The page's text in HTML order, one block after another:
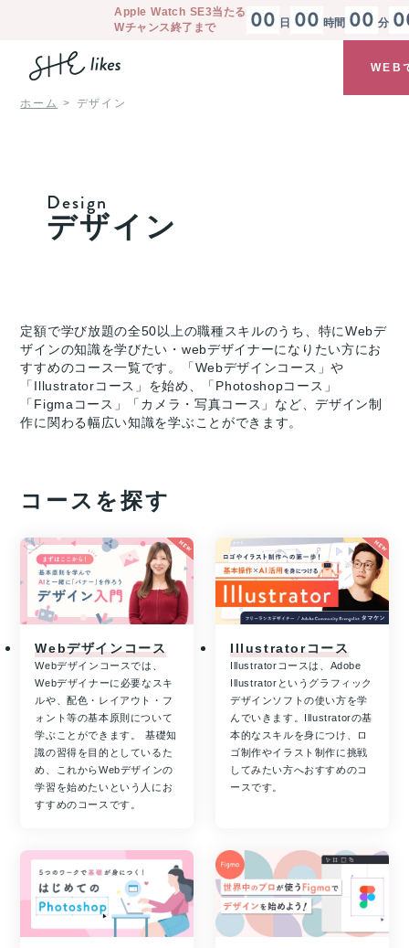
Apple Watch SE3当たる
Wチャンス終了まで
00 日 00 時間 00 分
WEB
ホーム デザイン
Design
デザイン
定額で学び放題の全50以上の職種スキルのうち、特にWebデ
ザインの知識を学びたい・webデザイナーになりたい方にお
すすめのコース一覧です。「Webデザインコース」や
「Illustratorコース」を始め、「Photoshopコース」
「Figmaコース」「カメラ・写真コース」など、デザイン制
作に関わる幅広い知識を学ぶことができます。
コースを探す
Webデザインコース
Webデザインコースでは、
Webデザイナーに必要なスキ
ルや、配色・レイアウト・フ
ォント等の基本原則について
学ぶことができます。 基礎知
識の習得を目的としているた
め、これからWebデザインの
学習を始めたいという人にお
すすめのコースです。
Illustratorコース
Illustratorコースは、Adobe
Illustratorというグラフィック
デザインソフトの使い方を学
んでいきます。Illustratorの基
本的なスキルを身につけ、ロ
ゴ制作やイラスト制作に挑戦
してみたい方へおすすめのコ
ースです。